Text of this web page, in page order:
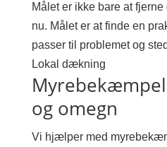
Målet er ikke bare at
nu. Målet er at finde en
passer til problemet og
Lokal dækning
og omegn
Vi hjælper med